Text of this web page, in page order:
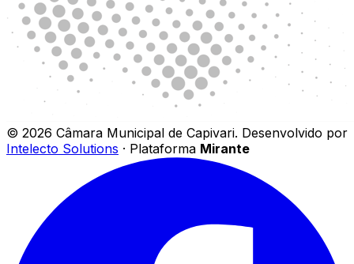
© 2026 Câmara Municipal de Capivari. Desenvolvido por
Intelecto Solutions · Plataforma Mirante